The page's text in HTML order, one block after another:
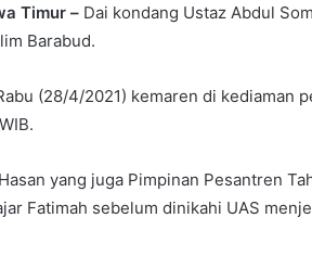
Timur – Dai kondang Ustaz Abdul
Barabud.
(28/4/2021) kemaren di kediaman
yang juga Pimpinan Pesantren
Fatimah sebelum dinikahi UAS